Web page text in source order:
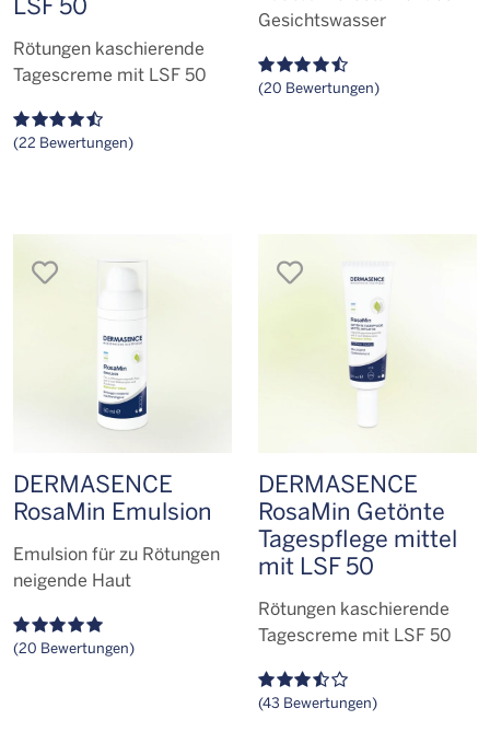
Rötungen kaschierende
Tagescreme mit LSF 50
(22 Bewertungen)
Gesichtswasser
(20 Bewertungen)
merken
DERMASENCE
RosaMin Emulsion
Emulsion für zu Rötungen
neigende Haut
(20 Bewertungen)
merken
DERMASENCE
RosaMin Getönte
Tagespflege mittel
mit LSF 50
Rötungen kaschierende
Tagescreme mit LSF 50
(43 Bewertungen)